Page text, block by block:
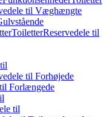
til Væghængte
ToiletterReservedele til
til Forhøjede
Forlængede
til